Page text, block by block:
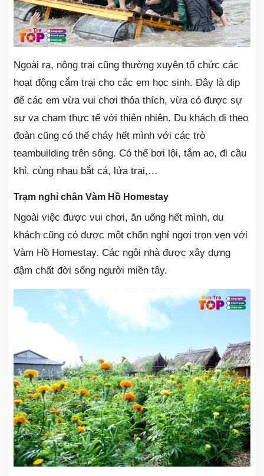
Ngoài ra, nông trại cũng thường xuyên tổ chức các
hoạt động cắm trại cho các em học sinh. Đây là dịp
để các em vừa vui chơi thỏa thích, vừa có được sự
sự va chạm thực tế với thiên nhiên. Du khách đi theo
đoàn cũng có thể cháy hết mình với các trò
teambuilding trên sông. Có thể bơi lội, tắm ao, đi cầu
khỉ, cùng nhau bắt cá, lửa trại,…
Trạm nghỉ chân Vàm Hồ Homestay
Ngoài việc được vui chơi, ăn uống hết mình, du
khách cũng có được một chốn nghỉ ngơi trọn vẹn với
Vàm Hồ Homestay. Các ngôi nhà được xây dựng
đậm chất đời sống người miền tây.